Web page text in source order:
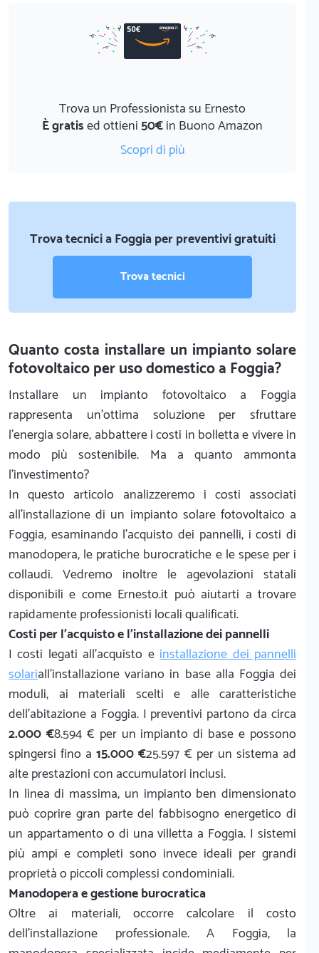
Trova un Professionista su Ernesto
È gratised ottieni50€in Buono Amazon
Scopri di più
Trova tecnici a Foggia per preventivi gratuiti
Trova tecnici
Quanto costa installare un impianto solare
fotovoltaico per uso domestico a Foggia?
Installare un impianto fotovoltaico a Foggia
rappresenta un'ottima soluzione per sfruttare
l'energia solare, abbattere i costi in bolletta e vivere in
modo più sostenibile. Ma a quanto ammonta
l'investimento?
In questo articolo analizzeremo i costi associati
all'installazione di un impianto solare fotovoltaico a
Foggia, esaminando l'acquisto dei pannelli, i costi di
manodopera, le pratiche burocratiche e le spese per i
collaudi. Vedremo inoltre le agevolazioni statali
disponibili e come Ernesto.it può aiutarti a trovare
rapidamente professionisti locali qualificati.
Costi per l'acquisto e l'installazione dei pannelli
I costi legati all'acquisto einstallazione dei pannelli
solariall'installazione variano in base alla Foggia dei
moduli, ai materiali scelti e alle caratteristiche
dell'abitazione a Foggia. I preventivi partono da circa
2.000 €8.594 € per un impianto di base e possono
spingersi fino a15.000 €25.597 € per un sistema ad
alte prestazioni con accumulatori inclusi.
In linea di massima, un impianto ben dimensionato
può coprire gran parte del fabbisogno energetico di
un appartamento o di una villetta a Foggia. I sistemi
più ampi e completi sono invece ideali per grandi
proprietà o piccoli complessi condominiali.
Manodopera e gestione burocratica
Oltre ai materiali, occorre calcolare il costo
dell'installazione professionale. A Foggia, la